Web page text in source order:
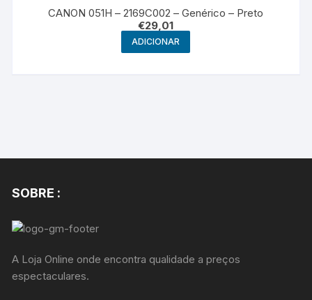
CANON 051H – 2169C002 – Genérico – Preto
€29,01
ADICIONAR
SOBRE :
A Loja Online onde encontra qualidade a preços
espectaculares.